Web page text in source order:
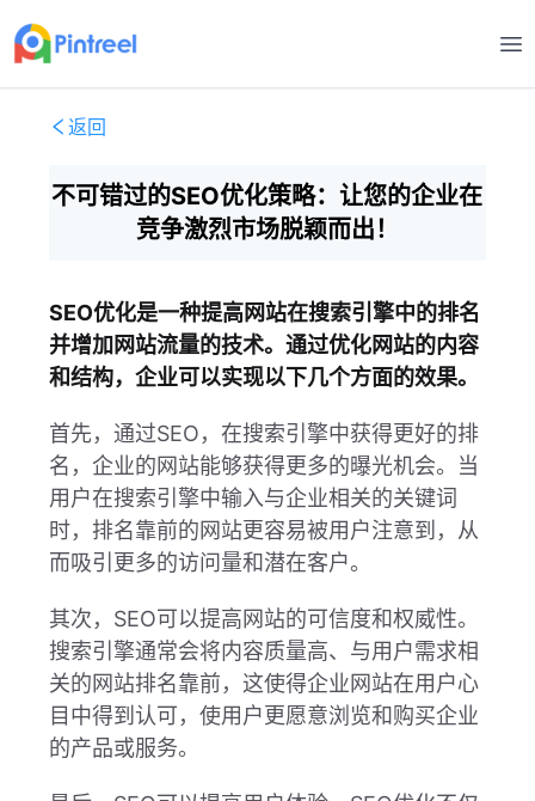
打
返回
不可错过的SEO优化策略：让您的企业在
竞争激烈市场脱颖而出！
SEO优化是一种提高网站在搜索引擎中的排名
并增加网站流量的技术。通过优化网站的内容
和结构，企业可以实现以下几个方面的效果。
首先，通过SEO，在搜索引擎中获得更好的排
名，企业的网站能够获得更多的曝光机会。当
用户在搜索引擎中输入与企业相关的关键词
时，排名靠前的网站更容易被用户注意到，从
而吸引更多的访问量和潜在客户。
其次，SEO可以提高网站的可信度和权威性。
搜索引擎通常会将内容质量高、与用户需求相
关的网站排名靠前，这使得企业网站在用户心
目中得到认可，使用户更愿意浏览和购买企业
的产品或服务。